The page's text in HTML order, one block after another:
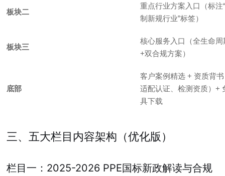
板块二
重点行业方案入口（标注
制新规行业”标签）
板块三
核心服务入口（全生命周
+双合规方案）
底部
客户案例精选 + 资质背
适配认证、检测资质）+
具下载
三、五大栏目内容架构（优化版）
栏目一：2025-2026 PPE国标新政解读与合规